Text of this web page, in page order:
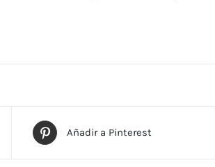
Añadir a Pinterest